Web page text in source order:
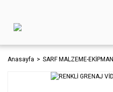
Anasayfa SARF MALZEME-EKİPMAN